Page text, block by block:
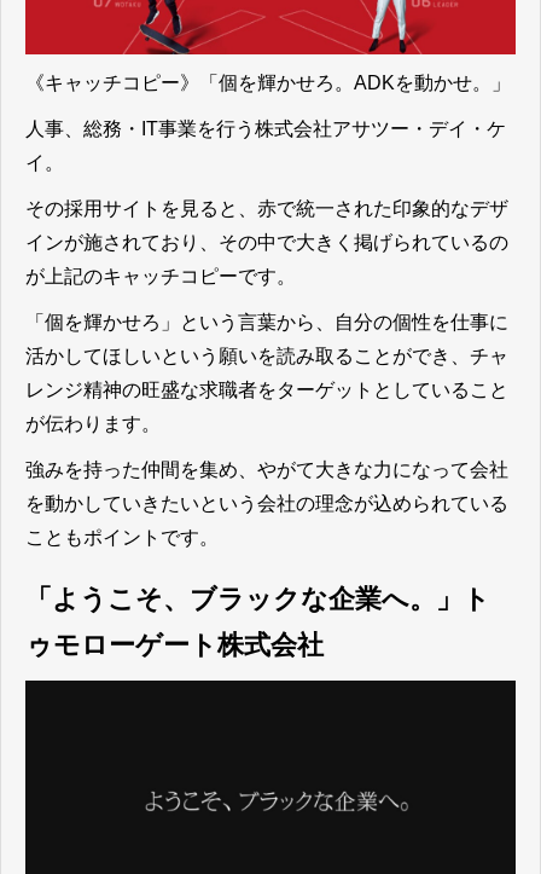
《キャッチコピー》「個を輝かせろ。ADKを動かせ。」
人事、総務・IT事業を行う株式会社アサツー・デイ・ケ
イ。
その採用サイトを見ると、赤で統一された印象的なデザ
インが施されており、その中で大きく掲げられているの
が上記のキャッチコピーです。
「個を輝かせろ」という言葉から、
自分の個性を仕事に
活かしてほしいという願いを読み取ることができ、チャ
レンジ精神の旺盛な求職者をターゲットとしている こと
が伝わります。
強みを持った仲間を集め、やがて大きな力になって会社
を動かしていきたいという会社の理念が込められている
こともポイントです。
「ようこそ、ブラックな企業へ。」ト
ゥモローゲート株式会社